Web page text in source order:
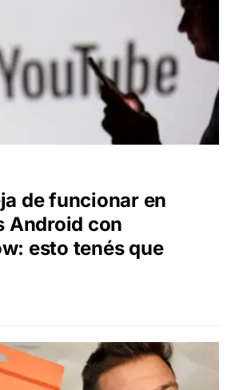
de funcionar en
Android con
esto tenés que